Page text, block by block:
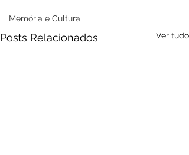
Memória e Cultura
Posts Relacionados Ver tudo